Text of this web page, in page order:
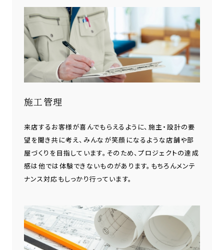
施工管理
来店するお客様が喜んでもらえるように、施主・設計の要
望を聞き共に考え、みんなが笑顔になるような店舗や部
屋づくりを目指しています。そのため、プロジェクトの達成
感は他では体験できないものがあります。もちろんメンテ
ナンス対応もしっかり行っています。